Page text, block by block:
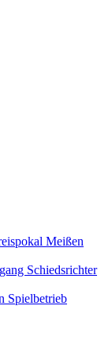
Meißen
Schiedsrichter
Spielbetrieb